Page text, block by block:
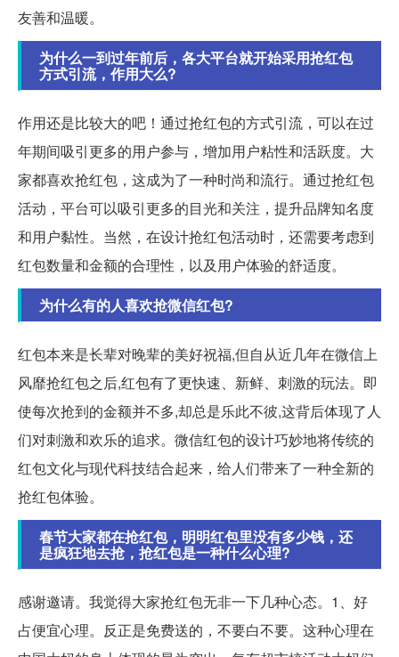
友善和温暖。
为什么一到过年前后，各大平台就开始采用抢红包
方式引流，作用大么?
作用还是比较大的吧！通过抢红包的方式引流，可以在过
年期间吸引更多的用户参与，增加用户粘性和活跃度。大
家都喜欢抢红包，这成为了一种时尚和流行。通过抢红包
活动，平台可以吸引更多的目光和关注，提升品牌知名度
和用户黏性。当然，在设计抢红包活动时，还需要考虑到
红包数量和金额的合理性，以及用户体验的舒适度。
为什么有的人喜欢抢微信红包?
红包本来是长辈对晚辈的美好祝福,但自从近几年在微信上
风靡抢红包之后,红包有了更快速、新鲜、刺激的玩法。即
使每次抢到的金额并不多,却总是乐此不彼,这背后体现了人
们对刺激和欢乐的追求。微信红包的设计巧妙地将传统的
红包文化与现代科技结合起来，给人们带来了一种全新的
抢红包体验。
春节大家都在抢红包，明明红包里没有多少钱，还
是疯狂地去抢，抢红包是一种什么心理?
感谢邀请。我觉得大家抢红包无非一下几种心态。1、好
占便宜心理。反正是免费送的，不要白不要。这种心理在